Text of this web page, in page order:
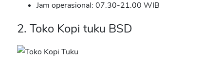
Jam operasional: 07.30-21.00 WIB
2. Toko Kopi tuku BSD